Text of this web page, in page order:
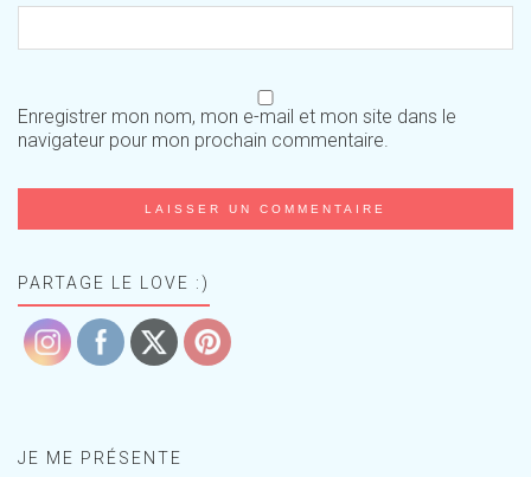
Enregistrer mon nom, mon e-mail et mon site dans le
navigateur pour mon prochain commentaire.
PARTAGE LE LOVE :)
JE ME PRÉSENTE